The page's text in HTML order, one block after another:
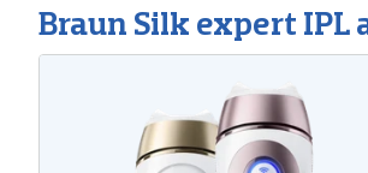
Braun Silk expert IPL